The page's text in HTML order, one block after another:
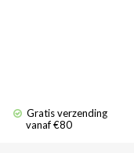
Gratis verzending
vanaf €80